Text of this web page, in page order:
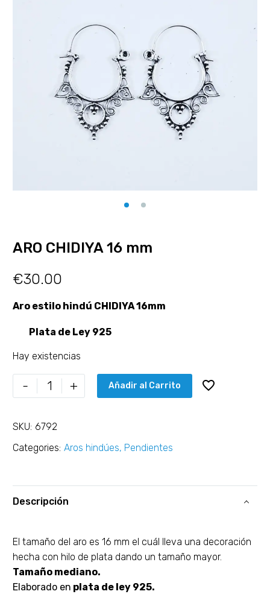
ARO CHIDIYA 16 mm
€30.00
Aro estilo hindú CHIDIYA 16mm
Plata de Ley 925
Hay existencias
- + Añadir al Carrito
SKU: 6792
Categories: Aros hindúes, Pendientes
Descripción
El tamaño del aro es 16 mm el cuál lleva una decoración
hecha con hilo de plata dando un tamaño mayor.
Tamaño mediano.
Elaborado en plata de ley 925.